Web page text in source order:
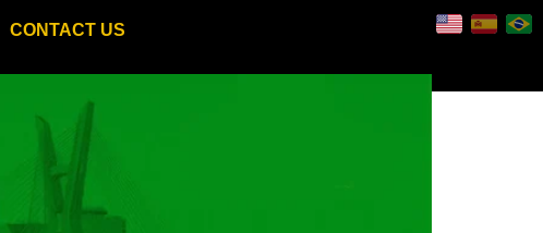
CONTACT US